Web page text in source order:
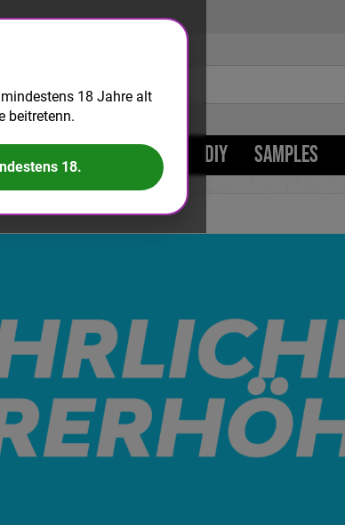
BIG PUFF KITS DIY SAMPLES
18 Jahre alt
beitretenn.
18.